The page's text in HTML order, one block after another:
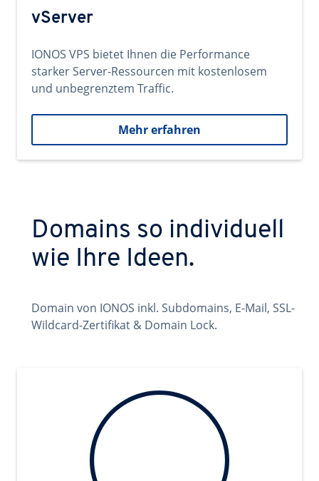
vServer
IONOS VPS bietet Ihnen die Performance
starker Server-Ressourcen mit kostenlosem
und unbegrenztem Traffic.
Mehr erfahren
Domains so individuell
wie Ihre Ideen.
Domain von IONOS inkl. Subdomains, E-Mail, SSL-
Wildcard-Zertifikat & Domain Lock.